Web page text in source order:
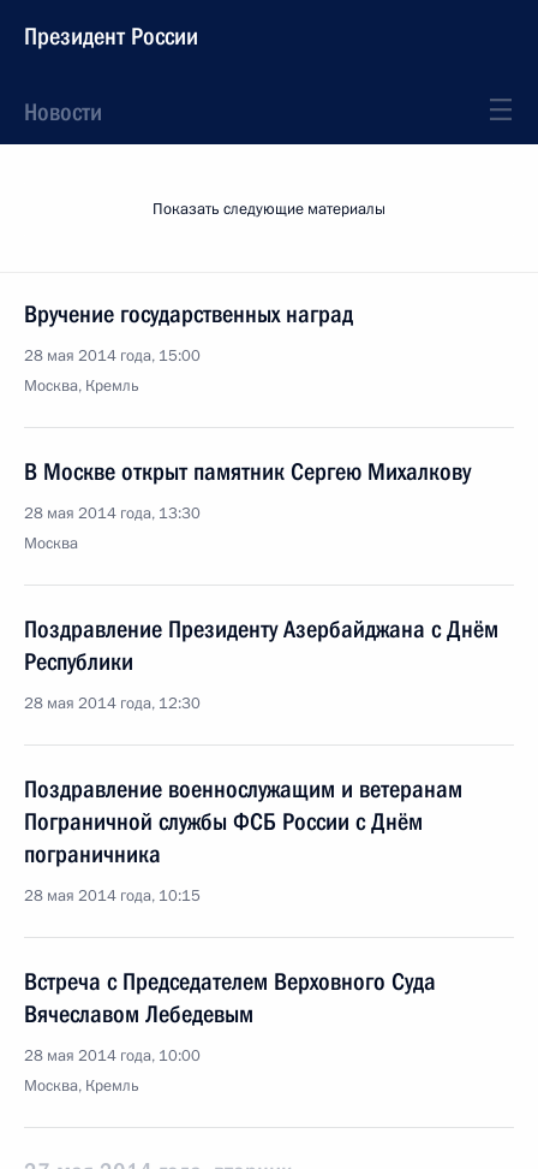
Президент России
Новости
Показать следующие материалы
Вручение государственных наград
28 мая 2014 года, 15:00
Москва, Кремль
В Москве открыт памятник Сергею Михалкову
28 мая 2014 года, 13:30
Москва
Поздравление Президенту Азербайджана с Днём
Республики
28 мая 2014 года, 12:30
Поздравление военнослужащим и ветеранам
Пограничной службы ФСБ России с Днём
пограничника
28 мая 2014 года, 10:15
Встреча с Председателем Верховного Суда
Вячеславом Лебедевым
28 мая 2014 года, 10:00
Москва, Кремль